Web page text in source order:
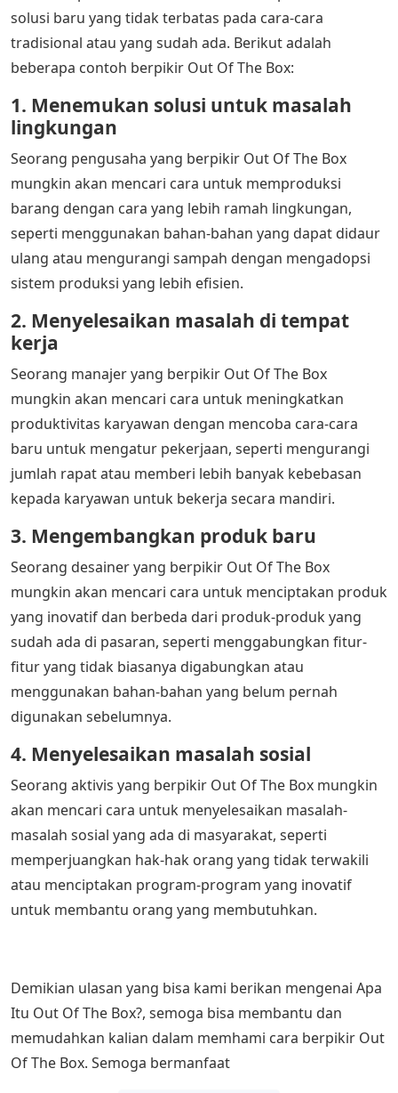
solusi baru yang tidak terbatas pada cara-cara
tradisional atau yang sudah ada. Berikut adalah
beberapa contoh berpikir Out Of The Box:
1. Menemukan solusi untuk masalah
lingkungan
Seorang pengusaha yang berpikir Out Of The Box
mungkin akan mencari cara untuk memproduksi
barang dengan cara yang lebih ramah lingkungan,
seperti menggunakan bahan-bahan yang dapat didaur
ulang atau mengurangi sampah dengan mengadopsi
sistem produksi yang lebih efisien.
2. Menyelesaikan masalah di tempat
kerja
Seorang manajer yang berpikir Out Of The Box
mungkin akan mencari cara untuk meningkatkan
produktivitas karyawan dengan mencoba cara-cara
baru untuk mengatur pekerjaan, seperti mengurangi
jumlah rapat atau memberi lebih banyak kebebasan
kepada karyawan untuk bekerja secara mandiri.
3. Mengembangkan produk baru
Seorang desainer yang berpikir Out Of The Box
mungkin akan mencari cara untuk menciptakan produk
yang inovatif dan berbeda dari produk-produk yang
sudah ada di pasaran, seperti menggabungkan fitur-
fitur yang tidak biasanya digabungkan atau
menggunakan bahan-bahan yang belum pernah
digunakan sebelumnya.
4. Menyelesaikan masalah sosial
Seorang aktivis yang berpikir Out Of The Box mungkin
akan mencari cara untuk menyelesaikan masalah-
masalah sosial yang ada di masyarakat, seperti
memperjuangkan hak-hak orang yang tidak terwakili
atau menciptakan program-program yang inovatif
untuk membantu orang yang membutuhkan.
Demikian ulasan yang bisa kami berikan mengenai Apa
Itu Out Of The Box?, semoga bisa membantu dan
memudahkan kalian dalam memhami cara berpikir Out
Of The Box. Semoga bermanfaat